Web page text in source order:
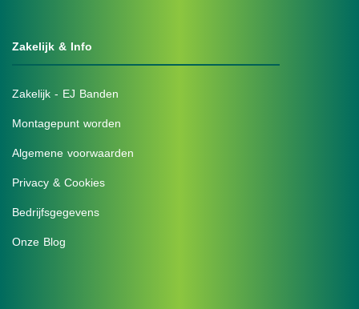
Zakelijk & Info
Zakelijk - EJ Banden
Montagepunt worden
Algemene voorwaarden
Privacy & Cookies
Bedrijfsgegevens
Onze Blog